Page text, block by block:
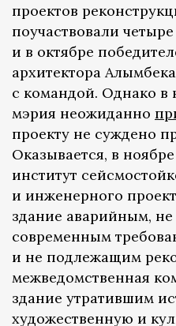
проектов
поучаствовали
и в октябре
архитектора
с командой. Однако в
мэрия неожиданно
проекту не суждено
Оказывается, в
институт
и инженерного
здание аварийным,
современным
и не подлежащим
межведомственная
здание утратившим
художественную и